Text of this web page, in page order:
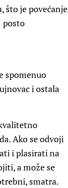
što je povećanje
posto
spomenuo
i ostala
Ako se odvoji
i plasirati na
a može se
smatra.